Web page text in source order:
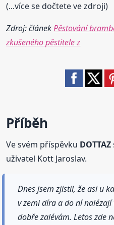
(...více se dočtete ve zdroji)
Zdroj: článekPěstování
zkušeného pěstitele z
Příběh
Ve svém příspěvku DOTTAZ
uživatel Kott Jaroslav.
Dnes jsem zjistil, že asi u
v zemi díra a do ní nalézají
dobře zalévám. Letos zde